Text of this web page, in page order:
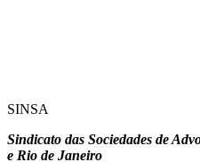
SINSA
Sindicato das Sociedades de
e Rio de Janeiro